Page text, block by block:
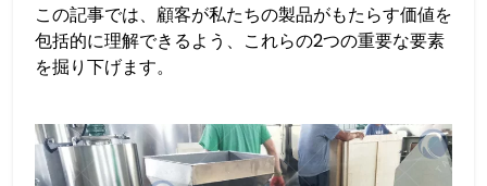
この記事では、顧客が私たちの製品がもたらす価値を
包括的に理解できるよう、これらの2つの重要な要素
を掘り下げます。